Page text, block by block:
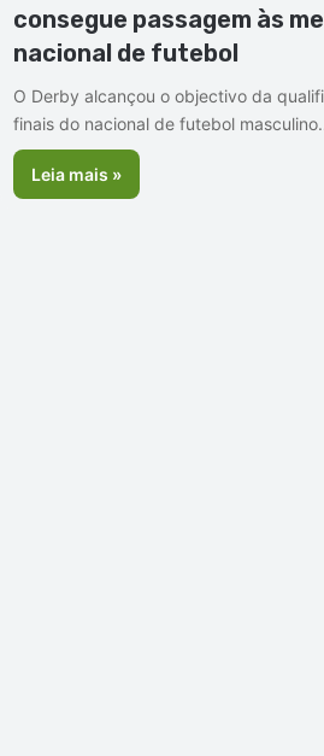
consegue passagem às
nacional de futebol
O Derby alcançou o objectivo da
finais do nacional de futebol
Leia mais »